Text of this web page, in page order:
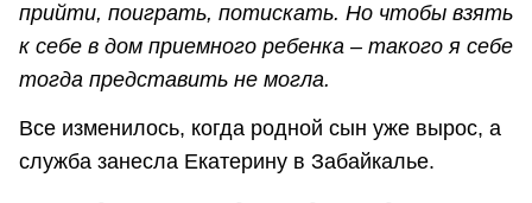
прийти, поиграть, потискать. Но чтобы взять
к себе в дом приемного ребенка – такого я себе
тогда представить не могла.
Все изменилось, когда родной сын уже вырос, а
служба занесла Екатерину в Забайкалье.